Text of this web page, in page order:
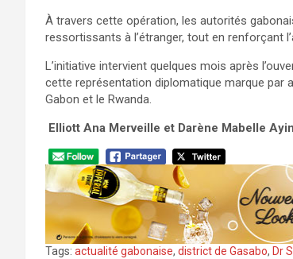
À travers cette opération, les autorités
ressortissants à l’étranger, tout en renforçant
L’initiative intervient quelques mois après
cette représentation diplomatique marque par
Gabon et le Rwanda.
Elliott Ana Merveille et Darène Mabelle
Tags: actualité gabonaise, district de Gasabo, Dr